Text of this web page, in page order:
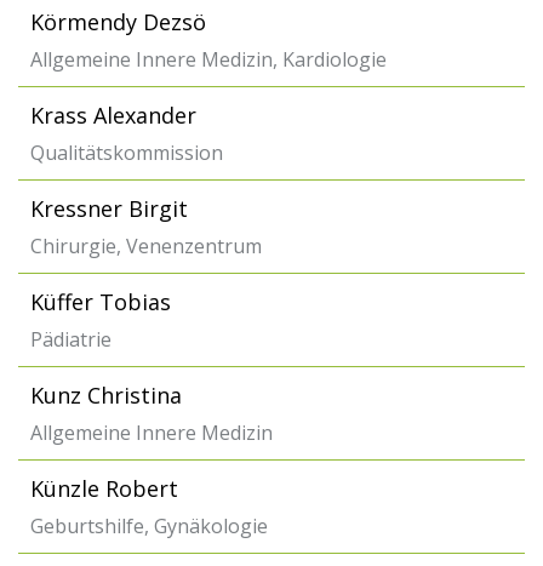
Körmendy Dezsö
Allgemeine Innere Medizin, Kardiologie
Krass Alexander
Qualitätskommission
Kressner Birgit
Chirurgie, Venenzentrum
Küffer Tobias
Pädiatrie
Kunz Christina
Allgemeine Innere Medizin
Künzle Robert
Geburtshilfe, Gynäkologie